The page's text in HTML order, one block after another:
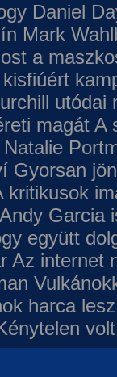
Daniel
Mark
a
utódai
magát A
Natalie
Gyorsan
kritikusok
Andy Garcia
együtt
Az internet
harca